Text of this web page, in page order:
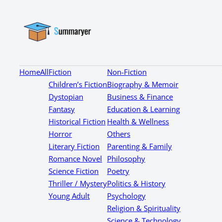
HomeAllFiction
Children’s Fiction
Dystopian
Fantasy
Historical Fiction
Horror
Literary Fiction
Romance Novel
Science Fiction
Thriller / Mystery
Young Adult
Non-Fiction
Biography & Memoir
Business & Finance
Education & Learning
Health & Wellness
Others
Parenting & Family
Philosophy
Poetry
Politics & History
Psychology
Religion & Spirituality